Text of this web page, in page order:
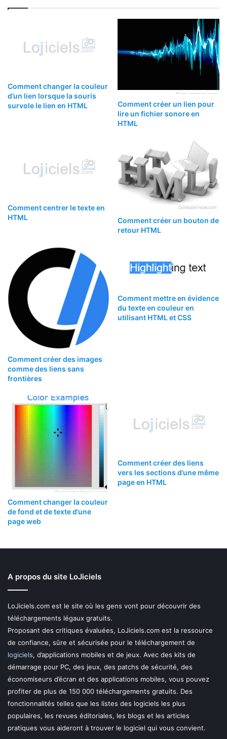
Comment changer la couleur
d’un lien lorsque la souris
survole le lien en HTML
Comment créer un lien pour
lire un fichier sonore en
HTML
Comment centrer le texte en
HTML
Comment créer un bouton de
retour HTML
Comment créer des images
comme des liens sans
frontières
Comment mettre en évidence
du texte en couleur en
utilisant HTML et CSS
Comment changer la couleur
de fond et de texte d’une
page web
Comment créer des liens
vers les sections d’une même
page en HTML
A propos du site LoJiciels
LoJiciels.com est le site où les gens vont pour découvrir des
téléchargements légaux gratuits.
Proposant des critiques évaluées, LoJiciels.com est la ressource
de confiance, sûre et sécurisée pour le téléchargement de
logiciels, d’applications mobiles et de jeux. Avec des kits de
démarrage pour PC, des jeux, des patchs de sécurité, des
économiseurs d’écran et des applications mobiles, vous pouvez
profiter de plus de 150 000 téléchargements gratuits. Des
fonctionnalités telles que les listes des logiciels les plus
populaires, les revues éditoriales, les blogs et les articles
pratiques vous aideront à trouver le logiciel qui vous convient.